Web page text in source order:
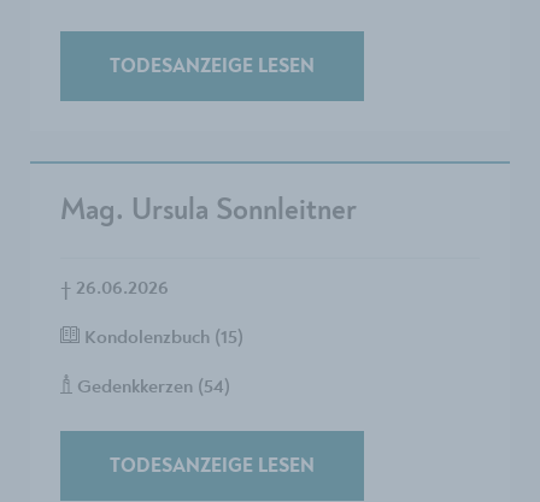
TODESANZEIGE LESEN
Mag. Ursula Sonnleitner
† 26.06.2026
Kondolenzbuch (15)
Gedenkkerzen (54)
TODESANZEIGE LESEN